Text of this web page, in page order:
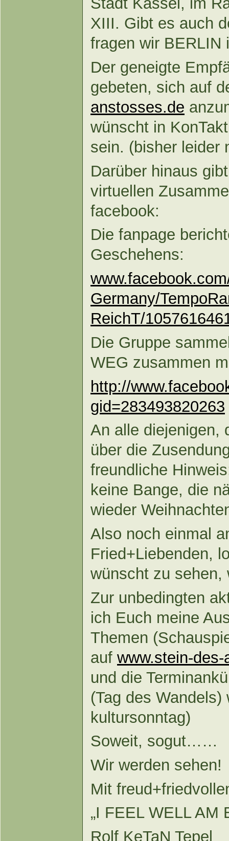
XIII. Gibt es auch
fragen wir BERLIN
Der geneigte
gebeten, sich auf
anstosses.de
wünscht in
sein. (bisher leider
Darüber hinaus
virtuellen
facebook:
Die fanpage
Geschehens:
Germany/
ReichT/
Die Gruppe
WEG zusammen
http://
gid=283493820263
An alle diejenigen,
über die
freundliche
keine Bange, die
wieder
Also noch einmal
Fried+Liebenden,
wünscht zu
Zur unbedingten
ich Euch meine
Themen
auf www.stein-
und die
(Tag des
kultursonntag)
Soweit, sogut……
Wir werden sehen!
Mit
„I FEEL WELL AM
Rolf KeTaN Tepel